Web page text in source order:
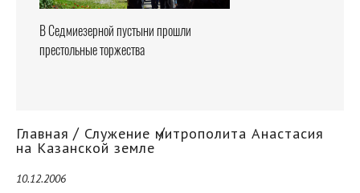
В Седмиезерной пустыни прошли
престольные торжества
Главная Служение митрополита Анастасия
на Казанской земле
10.12.2006